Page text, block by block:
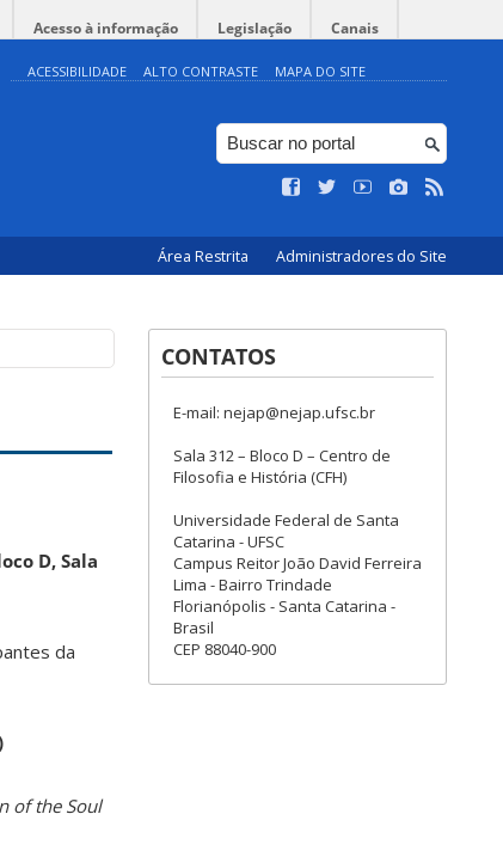
Acesso à informação Legislação Canais
ACESSIBILIDADE ALTO CONTRASTE MAPA DO SITE
Área Restrita Administradores do Site
D, Sala
da
of the Soul
CONTATOS
E-mail: nejap@nejap.ufsc.br
Sala 312 – Bloco D – Centro de
Filosofia e História (CFH)
Universidade Federal de Santa
Catarina - UFSC
Campus Reitor João David Ferreira
Lima - Bairro Trindade
Florianópolis - Santa Catarina -
Brasil
CEP 88040-900